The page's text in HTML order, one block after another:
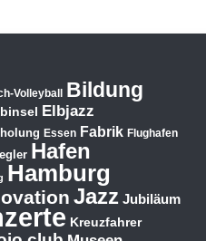
Volleyball Bildung
Elbjazz
Essen Fabrik Flughafen
Hafen
Hamburg
Jazz Jubiläum
Kreuzfahrer